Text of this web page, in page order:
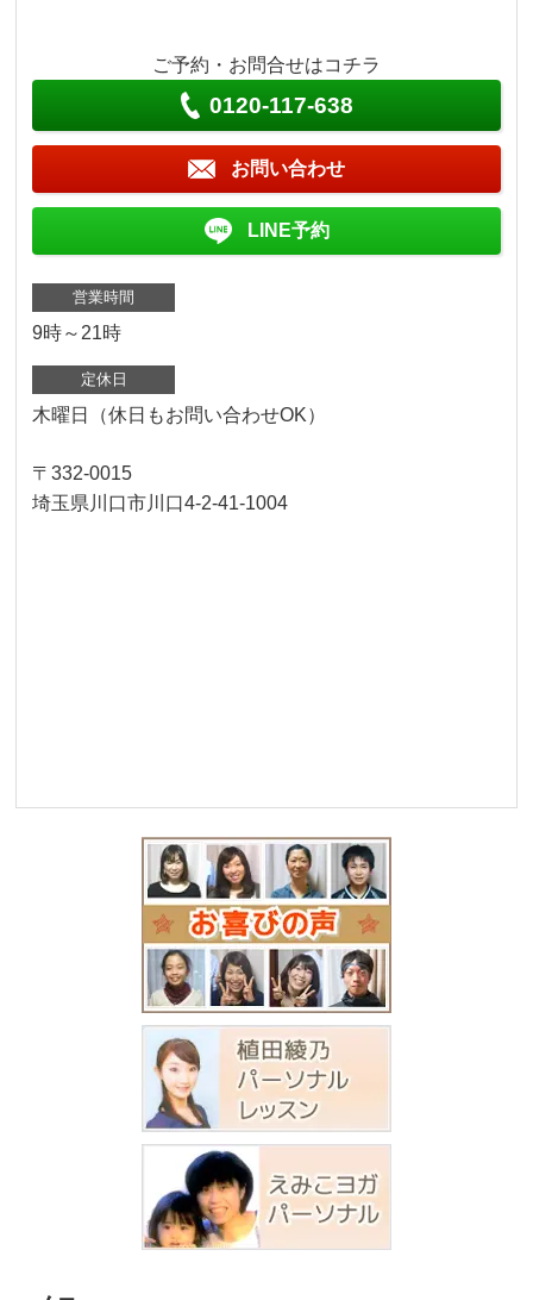
ご予約・お問合せはコチラ
0120-117-638
お問い合わせ
LINE予約
営業時間
9時～21時
定休日
木曜日（休日もお問い合わせOK）
〒332-0015
埼玉県川口市川口4-2-41-1004